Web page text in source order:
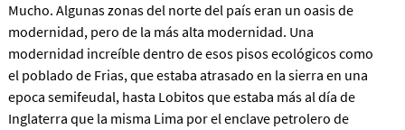
Mucho. Algunas zonas del norte del país eran un oasis de
modernidad, pero de la más alta modernidad. Una
modernidad increíble dentro de esos pisos ecológicos como
el poblado de Frias, que estaba atrasado en la sierra en una
epoca semifeudal, hasta Lobitos que estaba más al día de
Inglaterra que la misma Lima por el enclave petrolero de